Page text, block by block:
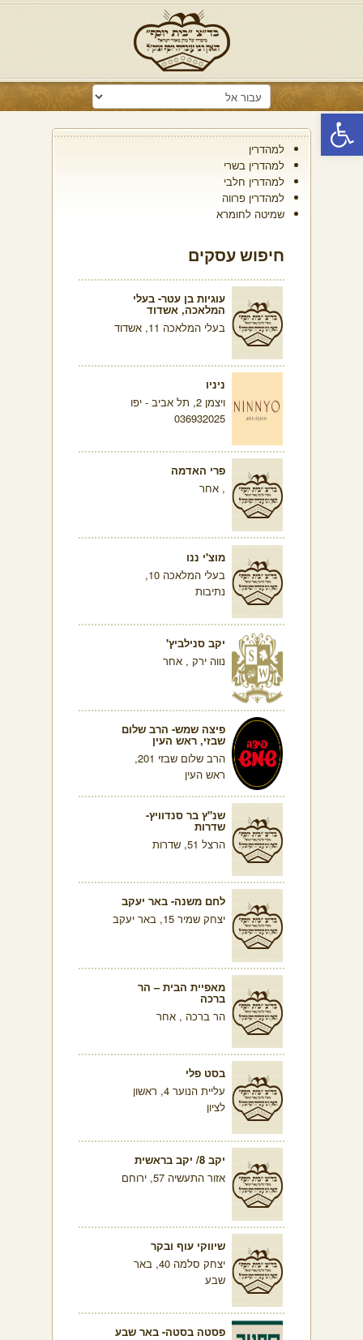
פתח סרגל נגישות
למהדרין
למהדרין בשרי
למהדרין חלבי
למהדרין פרווה
שמיטה לחומרא
חיפוש עסקים
עוגיות בן עטר- בעלי
המלאכה, אשדוד
בעלי המלאכה 11, אשדוד
ניניו
ויצמן 2, תל אביב - יפו
036932025
פרי האדמה
, אחר
מוצ'י ננו
בעלי המלאכה 10,
נתיבות
יקב סנילביץ'
נווה ירק , אחר
פיצה שמש- הרב שלום
שבזי, ראש העין
הרב שלום שבזי 201,
ראש העין
שנ"ץ בר סנדוויץ-
שדרות
הרצל 51, שדרות
לחם משנה- באר יעקב
יצחק שמיר 15, באר יעקב
מאפיית הבית – הר
ברכה
הר ברכה , אחר
בסט פלי
עליית הנוער 4, ראשון
לציון
יקב 8/ יקב בראשית
אזור התעשיה 57, ירוחם
שיווקי עוף ובקר
יצחק סלמה 40, באר
שבע
פסטה בסטה- באר שבע